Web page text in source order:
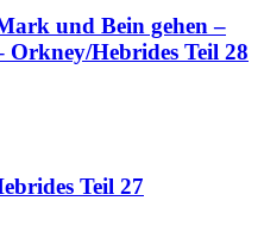
und Bein gehen –
Orkney/Hebrides Teil 28
Teil 27